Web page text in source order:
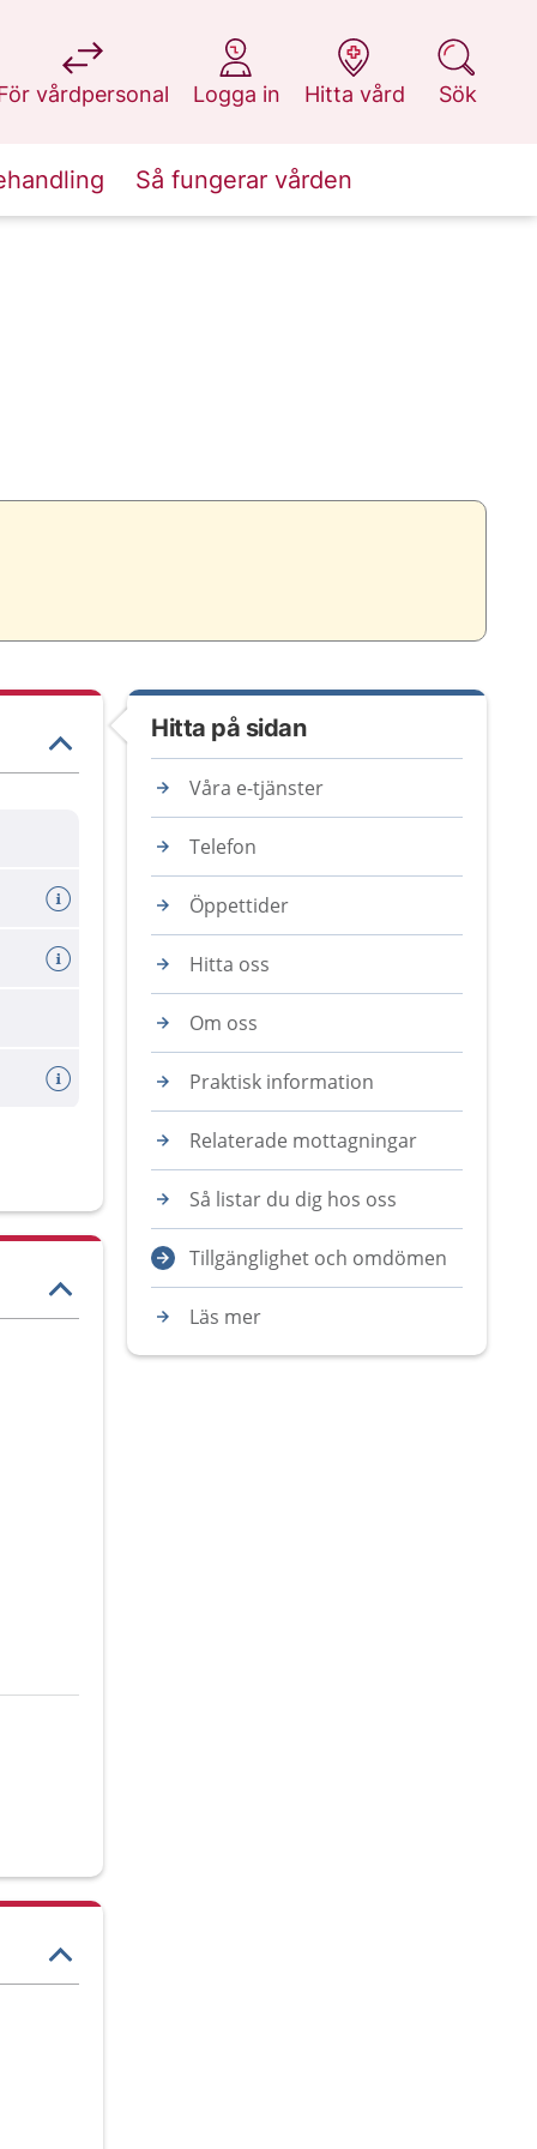
vårdpersonal
på 1177.se
Logga in
på 1177.se
Hitta vård
på 1177.se
Sök
på 1177.se
Så fungerar vården
Hitta på sidan
Våra e-tjänster
Telefon
Öppettider
Hitta oss
Om oss
Praktisk information
Relaterade mottagningar
Så listar du dig hos oss
Tillgänglighet och omdömen
Läs mer